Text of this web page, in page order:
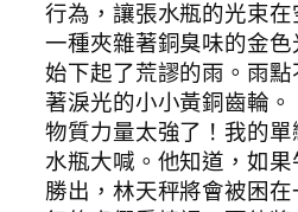
行為，讓張水瓶的光束
一種夾雜著銅臭味的金
始下起了荒謬的雨。雨
著淚光的小小黃銅齒輪
物質力量太強了！我的
水瓶大喊。他知道，如
勝出，林天秤將會被困